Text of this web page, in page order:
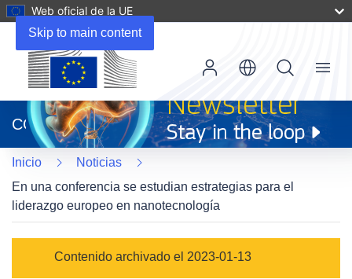
Skip to main content
Web oficial de la UE
abrirá
en
una
nueva
ventana)
CORDIS
Menu
Inicio
Noticias
En una conferencia se estudian estrategias para el
liderazgo europeo en nanotecnología
Category
Contenido archivado el 2023-01-13